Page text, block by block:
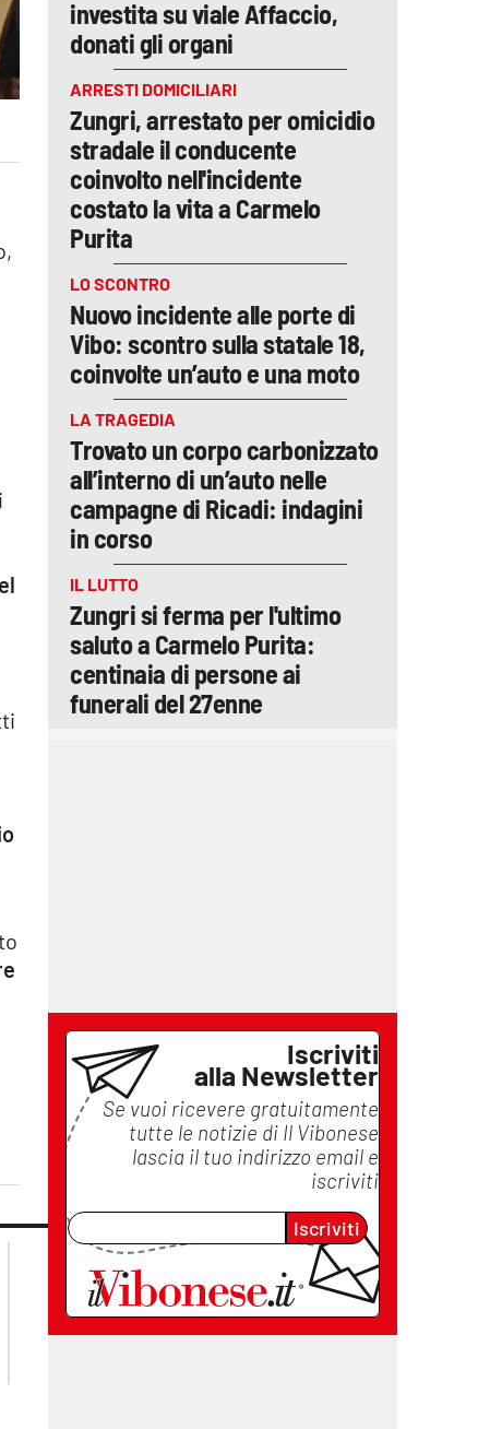
investita su viale Affaccio,
donati gli organi
ARRESTI DOMICILIARI
Zungri, arrestato per omicidio
stradale il conducente
coinvolto nell'incidente
costato la vita a Carmelo
Purita
LO SCONTRO
Nuovo incidente alle porte di
Vibo: scontro sulla statale 18,
coinvolte un’auto e una moto
LA TRAGEDIA
Trovato un corpo carbonizzato
all’interno di un’auto nelle
campagne di Ricadi: indagini
in corso
IL LUTTO
Zungri si ferma per l'ultimo
saluto a Carmelo Purita:
centinaia di persone ai
funerali del 27enne
Iscriviti
alla Newsletter
Se vuoi ricevere gratuitamente
tutte le notizie di Il Vibonese
lascia il tuo indirizzo email e
iscriviti
Iscriviti
lacplay.it
lactv.it
laconair.it
lacitymag.it
lacapitalenews.it
ilreggino.it
cosenzachannel.it